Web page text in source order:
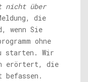
nicht über
die
wenn Sie
ohne
starten. Wir
erörtert, die
befassen.